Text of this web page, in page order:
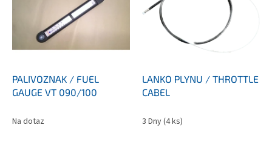
PALIVOZNAK / FUEL
GAUGE VT 090/100
Na dotaz
LANKO PLYNU / THROTTLE
CABEL
3 Dny(4 ks)